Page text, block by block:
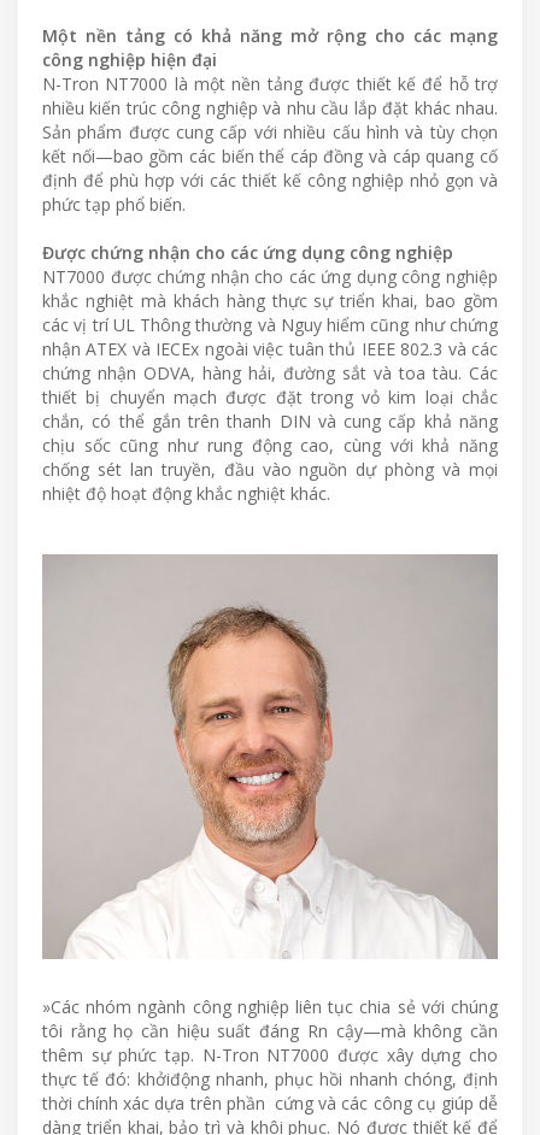
Một nền tảng có khả năng mở rộng cho các mạng
công nghiệp hiện đại
N-Tron NT7000 là một nền tảng được thiết kế để hỗ trợ
nhiều kiến trúc công nghiệp và nhu cầu lắp đặt khác nhau.
Sản phẩm được cung cấp với nhiều cấu hình và tùy chọn
kết nối—bao gồm các biến thể cáp đồng và cáp quang cố
định để phù hợp với các thiết kế công nghiệp nhỏ gọn và
phức tạp phổ biến.
Được chứng nhận cho các ứng dụng công nghiệp
NT7000 được chứng nhận cho các ứng dụng công nghiệp
khắc nghiệt mà khách hàng thực sự triển khai, bao gồm
các vị trí UL Thông thường và Nguy hiểm cũng như chứng
nhận ATEX và IECEx ngoài việc tuân thủ IEEE 802.3 và các
chứng nhận ODVA, hàng hải, đường sắt và toa tàu. Các
thiết bị chuyển mạch được đặt trong vỏ kim loại chắc
chắn, có thể gắn trên thanh DIN và cung cấp khả năng
chịu sốc cũng như rung động cao, cùng với khả năng
chống sét lan truyền, đầu vào nguồn dự phòng và mọi
nhiệt độ hoạt động khắc nghiệt khác.
»Các nhóm ngành công nghiệp liên tục chia sẻ với chúng
tôi rằng họ cần hiệu suất đáng Rn cậy—mà không cần
thêm sự phức tạp. N-Tron NT7000 được xây dựng cho
thực tế đó: khởiđộng nhanh, phục hồi nhanh chóng, định
thời chính xác dựa trên phần cứng và các công cụ giúp dễ
dàng triển khai, bảo trì và khôi phục. Nó được thiết kế để